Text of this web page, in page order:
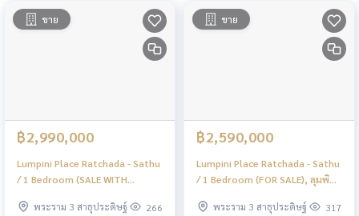
ขาย
฿2,990,000
Lumpini Place Ratchada - Sathu
/ 1 Bedroom (SALE WITH
/ 1 ห้องนอน (ขายพร้อมผู้เช่า)
พระราม 3 สาธุประดิษฐ์ 266
ขาย
฿2,590,000
Lumpini Place Ratchada - Sathu
/ 1 Bedroom (FOR SALE), ลุมพินี
(ขาย) LD021
พระราม 3 สาธุประดิษฐ์ 317